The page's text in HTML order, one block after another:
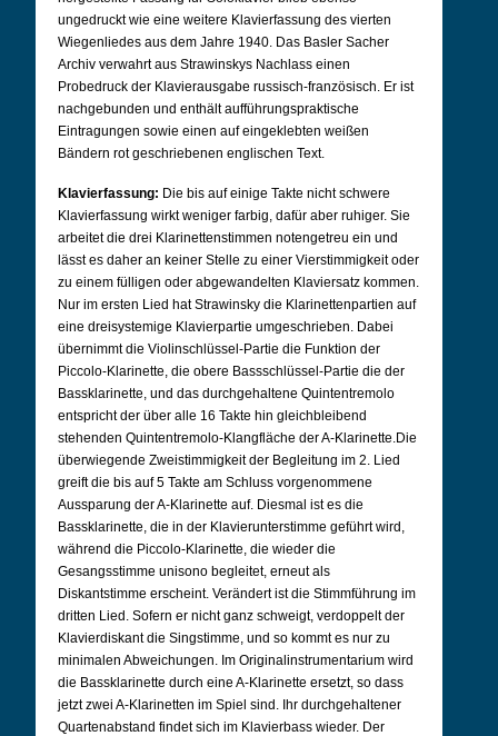
ungedruckt wie eine weitere Klavierfassung des vierten
Wiegenliedes aus dem Jahre 1940. Das Basler Sacher
Archiv verwahrt aus Strawinskys Nachlass einen
Probedruck der Klavierausgabe russisch-französisch. Er ist
nachgebunden und enthält aufführungspraktische
Eintragungen sowie einen auf eingeklebten weißen
Bändern rot geschriebenen englischen Text.
Klavierfassung: Die bis auf einige Takte nicht schwere
Klavierfassung wirkt weniger farbig, dafür aber ruhiger. Sie
arbeitet die drei Klarinettenstimmen notengetreu ein und
lässt es daher an keiner Stelle zu einer Vierstimmigkeit oder
zu einem fülligen oder abgewandelten Klaviersatz kommen.
Nur im ersten Lied hat Strawinsky die Klarinettenpartien auf
eine dreisystemige Klavierpartie umgeschrieben. Dabei
übernimmt die Violinschlüssel-Partie die Funktion der
Piccolo-Klarinette, die obere Bassschlüssel-Partie die der
Bassklarinette, und das durchgehaltene Quintentremolo
entspricht der über alle 16 Takte hin gleichbleibend
stehenden Quintentremolo-Klangfläche der A-Klarinette.Die
überwiegende Zweistimmigkeit der Begleitung im 2. Lied
greift die bis auf 5 Takte am Schluss vorgenommene
Aussparung der A-Klarinette auf. Diesmal ist es die
Bassklarinette, die in der Klavierunterstimme geführt wird,
während die Piccolo-Klarinette, die wieder die
Gesangsstimme unisono begleitet, erneut als
Diskantstimme erscheint. Verändert ist die Stimmführung im
dritten Lied. Sofern er nicht ganz schweigt, verdoppelt der
Klavierdiskant die Singstimme, und so kommt es nur zu
minimalen Abweichungen. Im Originalinstrumentarium wird
die Bassklarinette durch eine A-Klarinette ersetzt, so dass
jetzt zwei A-Klarinetten im Spiel sind. Ihr durchgehaltener
Quartenabstand findet sich im Klavierbass wieder. Der